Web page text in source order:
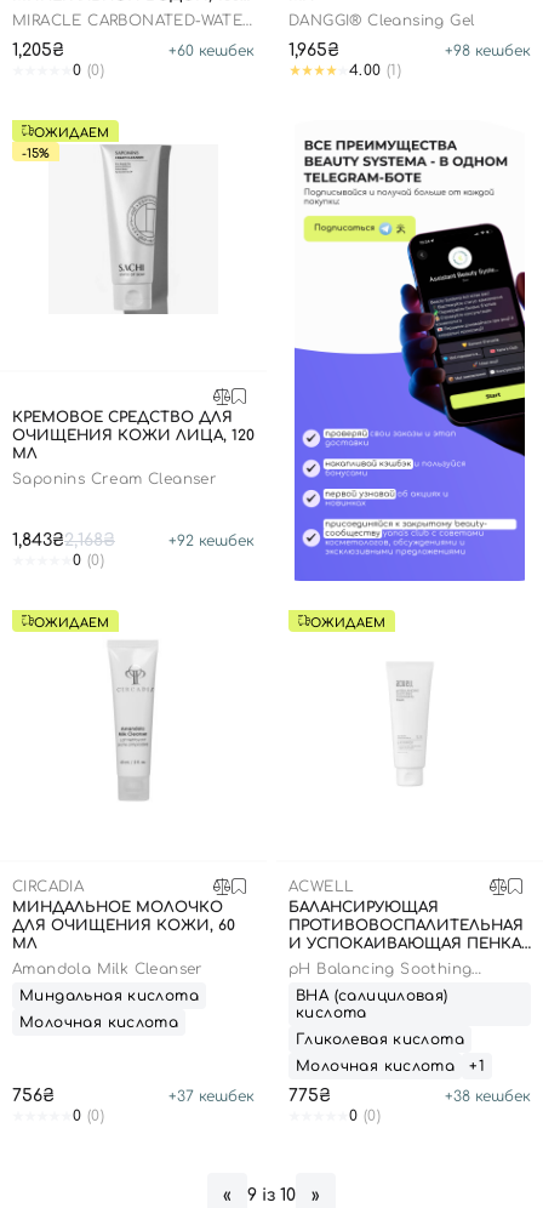
МЛ
MIRACLE CARBONATED-WATER
1,205₴ +60 кешбек
0 (0)
DANGGI® Cleansing Gel
1,965₴ +98 кешбек
4.00 (1)
ОЖИДАЕМ
-15%
КРЕМОВОЕ СРЕДСТВО ДЛЯ
ОЧИЩЕНИЯ КОЖИ ЛИЦА, 120
МЛ
Saponins Cream Cleanser
1,843₴2,168₴ +92 кешбек
0 (0)
ОЖИДАЕМ
CIRCADIA
МИНДАЛЬНОЕ МОЛОЧКО
ДЛЯ ОЧИЩЕНИЯ КОЖИ, 60
МЛ
Amandola Milk Cleanser
Миндальная кислота
Молочная кислота
756₴ +37 кешбек
0 (0)
ОЖИДАЕМ
ACWELL
БАЛАНСИРУЮЩАЯ
ПРОТИВОВОСПАЛИТЕЛЬНАЯ
И УСПОКАИВАЮЩАЯ ПЕНКА,
180 МЛ
pH Balancing Soothing
Cleansing Foam
ВНА (салициловая)
кислота
Гликолевая кислота
Молочная кислота
+1
775₴ +38 кешбек
0 (0)
« 9 із 10 »
Вход Регистрация